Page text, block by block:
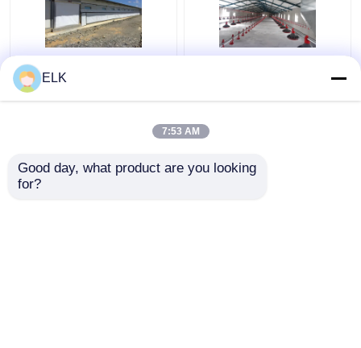
আইএসও গবাদি পশু ফার্ম হাউস
প্রিফ্যাব্রিকেটেড ইস্পাত কাঠামো
ELK
7:53 AM
Good day, what product are you looking
for?